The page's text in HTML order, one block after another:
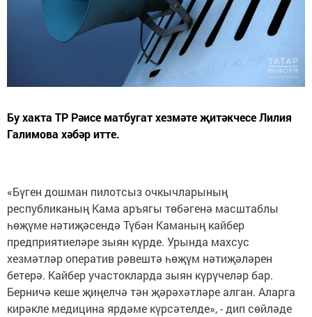
Бу хакта ТР Рәисе матбугат хезмәте җитәкчесе Лилия
Галимова хәбәр итте.
«Бүген дошман пилотсыз очкычларының
республиканың Кама аръягы төбәгенә масштаблы
һөҗүме нәтиҗәсендә Түбән Каманың кайбер
предприятиеләре зыян күрде. Урында махсус
хезмәтләр оператив рәвештә һөҗүм нәтиҗәләрен
бетерә. Кайбер участокларда зыян күрүчеләр бар.
Берничә кеше җиңелчә тән җәрәхәтләре алган. Аларга
кирәкле медицина ярдәме күрсәтелде», - дип сөйләде